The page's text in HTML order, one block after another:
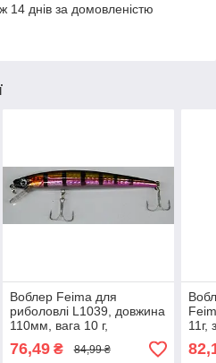
14 днів за домовленістю
Воблер Feima для
риболовлі L1039, довжина
110мм, вага 10 г,
заглиблення 0-1,5 м, колір
08
76,49₴ 84,99 ₴
11г,